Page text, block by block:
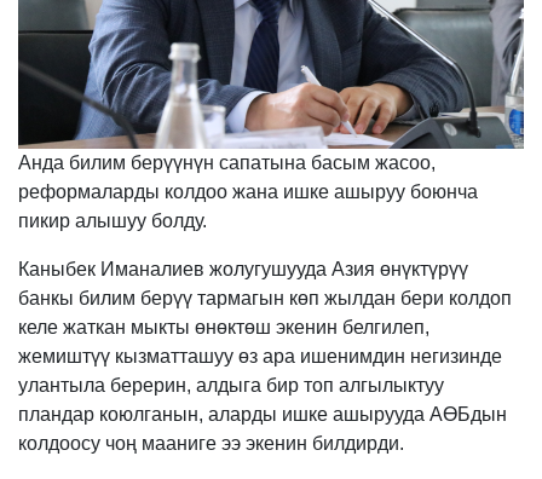
Анда билим берүүнүн сапатына басым жасоо,
реформаларды колдоо жана ишке ашыруу боюнча
пикир алышуу болду.
Каныбек Иманалиев жолугушууда Азия өнүктүрүү
банкы билим берүү тармагын көп жылдан бери колдоп
келе жаткан мыкты өнөктөш экенин белгилеп,
жемиштүү кызматташуу өз ара ишенимдин негизинде
улантыла берерин, алдыга бир топ алгылыктуу
пландар коюлганын, аларды ишке ашырууда АӨБдын
колдоосу чоң мааниге ээ экенин билдирди.